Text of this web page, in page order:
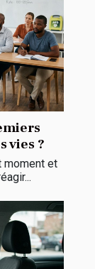
vies ?
moment et